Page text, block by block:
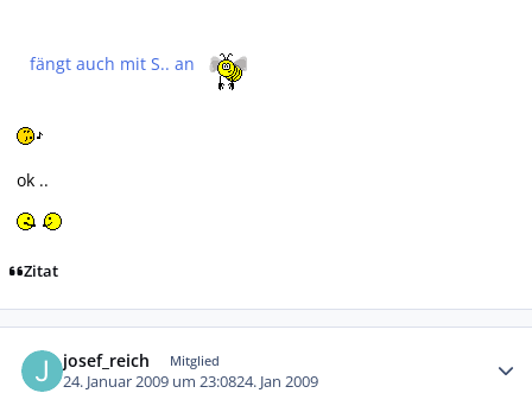
fängt auch mit S.. an
ok ..
Zitat
josef_reich Mitglied
24. Januar 2009 um 23:0824. Jan 2009